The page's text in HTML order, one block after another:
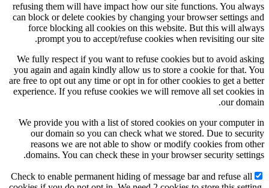
refusing them will have impact how our site
can block or delete cookies by changing your
force blocking all cookies on this website. But
prompt you to accept/refuse cookies when
We fully respect if you want to refuse cookies but
you again and again kindly allow us to store a
are free to opt out any time or opt in for other cookies
experience. If you refuse cookies we will remove all
We provide you with a list of stored cookies on
our domain so you can check what we stored.
reasons we are not able to show or modify
domains. You can check these in your browser
Check to enable permanent hiding of message bar